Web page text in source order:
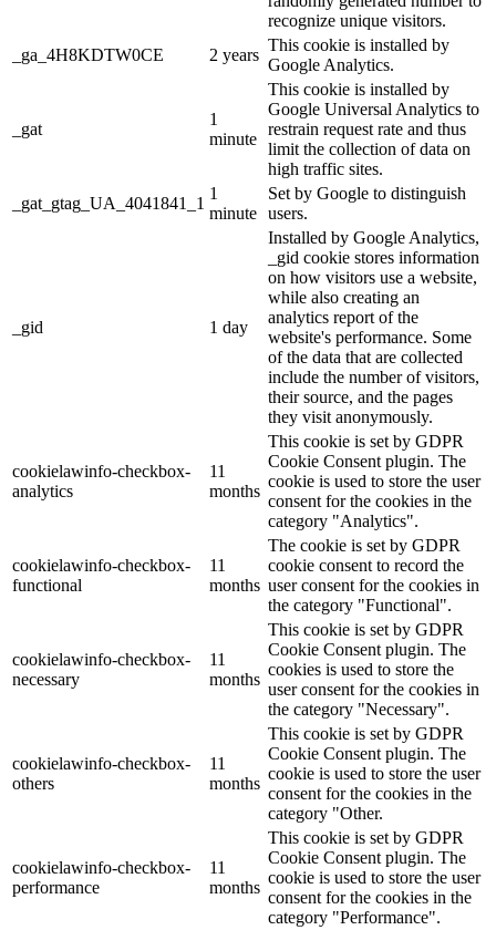
recognize unique visitors.
_ga_4H8KDTW0CE
2 years
This cookie is installed by
Google Analytics.
_gat
1
minute
This cookie is installed by
Google Universal Analytics to
restrain request rate and thus
limit the collection of data on
high traffic sites.
_gat_gtag_UA_4041841_1
1
minute
Set by Google to distinguish
users.
_gid 1 day
Installed by Google Analytics,
_gid cookie stores information
on how visitors use a website,
while also creating an
analytics report of the
website's performance. Some
of the data that are collected
include the number of visitors,
their source, and the pages
they visit anonymously.
cookielawinfo-checkbox-
analytics
11
months
This cookie is set by GDPR
Cookie Consent plugin. The
cookie is used to store the user
consent for the cookies in the
category "Analytics".
cookielawinfo-checkbox-
functional
11
months
The cookie is set by GDPR
cookie consent to record the
user consent for the cookies in
the category "Functional".
cookielawinfo-checkbox-
necessary
11
months
This cookie is set by GDPR
Cookie Consent plugin. The
cookies is used to store the
user consent for the cookies in
the category "Necessary".
cookielawinfo-checkbox-
others
11
months
This cookie is set by GDPR
Cookie Consent plugin. The
cookie is used to store the user
consent for the cookies in the
category "Other.
cookielawinfo-checkbox-
performance
11
months
This cookie is set by GDPR
Cookie Consent plugin. The
cookie is used to store the user
consent for the cookies in the
category "Performance".